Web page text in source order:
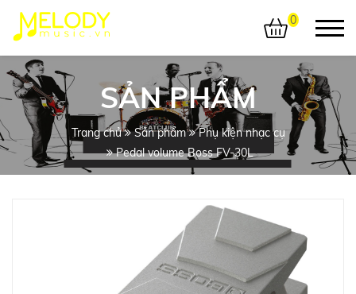
0
SẢN PHẨM
Trang chủ Sản phẩm
Phụ kiện nhạc cụ
Pedal volume Boss FV-30L